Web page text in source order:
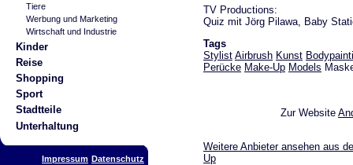
Tiere
Werbung und Marketing
Wirtschaft und Industrie
Kinder
Reise
Shopping
Sport
Stadtteile
Unterhaltung
Impressum Datenschutz
TV Productions:
Quiz mit Jörg Pilawa, Baby
Tags
Stylist Airbrush Kunst
Perücke Make-Up Models
Zur Website
Weitere Anbieter ansehen aus
Up